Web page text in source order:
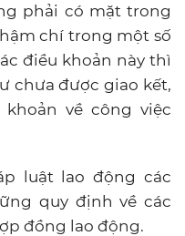
phải có mặt trong
chí trong một số
điều khoản này thì
chưa được giao kết,
về công việc
luật lao động các
quy định về các
đồng lao động.